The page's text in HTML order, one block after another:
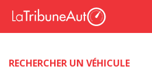
RECHERCHER UN VÉHICULE